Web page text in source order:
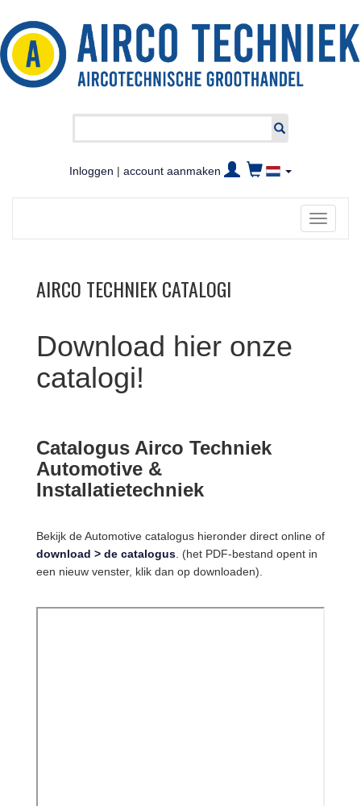
Inloggen | account aanmaken
Toggle
AIRCO TECHNIEK CATALOGI
Download hier onze
catalogi!
Catalogus Airco Techniek
Automotive &
Installatietechniek
Bekijk de Automotive catalogus hieronder direct online of
download > de catalogus . (het PDF-bestand opent in
een nieuw venster, klik dan op downloaden).